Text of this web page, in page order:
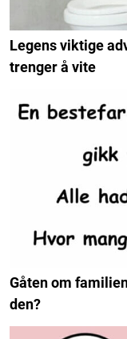
Legens viktige
trenger å vite
Gåten om
den?